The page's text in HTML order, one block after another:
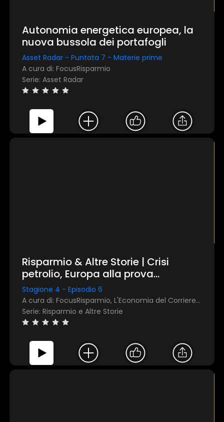
TEST
Questo sito web utilizza i cookie
Utilizziamo i cookie per personalizzare contenuti ed
annunci, per fornire funzionalità dei social media e per
analizzare il nostro traffico. Condividiamo inoltre
informazioni sul modo in cui utilizza il nostro sito con i
nostri partner che si occupano di analisi dei dati web,
pubblicità e social media, i quali potrebbero combinarle con
Personalizza
Autonomia energetica europea, la
nuova bussola dei portafogli
Asset Radar - Puntata 7 - Materie prime
A cura di: FocusRisparmio
Serie: Asset Radar
Risparmio & Altre Storie | Crisi
petrolio, Europa alla prova
dell'energia: rassegna stampa
mensile di marzo 2026
Stagione 4 - Episodio 6
A cura di: FocusRisparmio, L'Economia del Corriere della Sera
Serie: Risparmio e Altre Storie